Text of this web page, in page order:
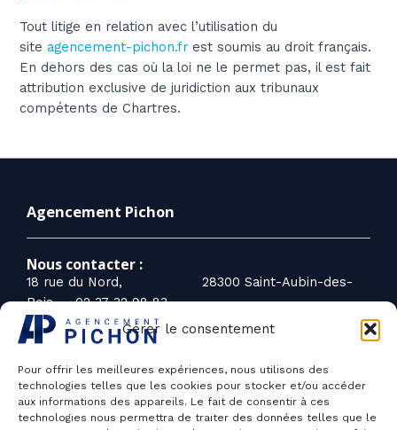
Gérer le consentement
Pour offrir les meilleures expériences, nous utilisons des
technologies telles que les cookies pour stocker et/ou accéder
aux informations des appareils. Le fait de consentir à ces
technologies nous permettra de traiter des données telles que le
Tout litige en relation avec l’utilisation du
site agencement-pichon.fr est soumis au droit français.
En dehors des cas où la loi ne le permet pas, il est fait
attribution exclusive de juridiction aux tribunaux
compétents de Chartres.
Agencement Pichon
Nous contacter :
18 rue du Nord, 28300 Saint-Aubin-des-
Bois 02 37 32 98 83
Nous sommes disponibles :
- de 7h30 à 16h30